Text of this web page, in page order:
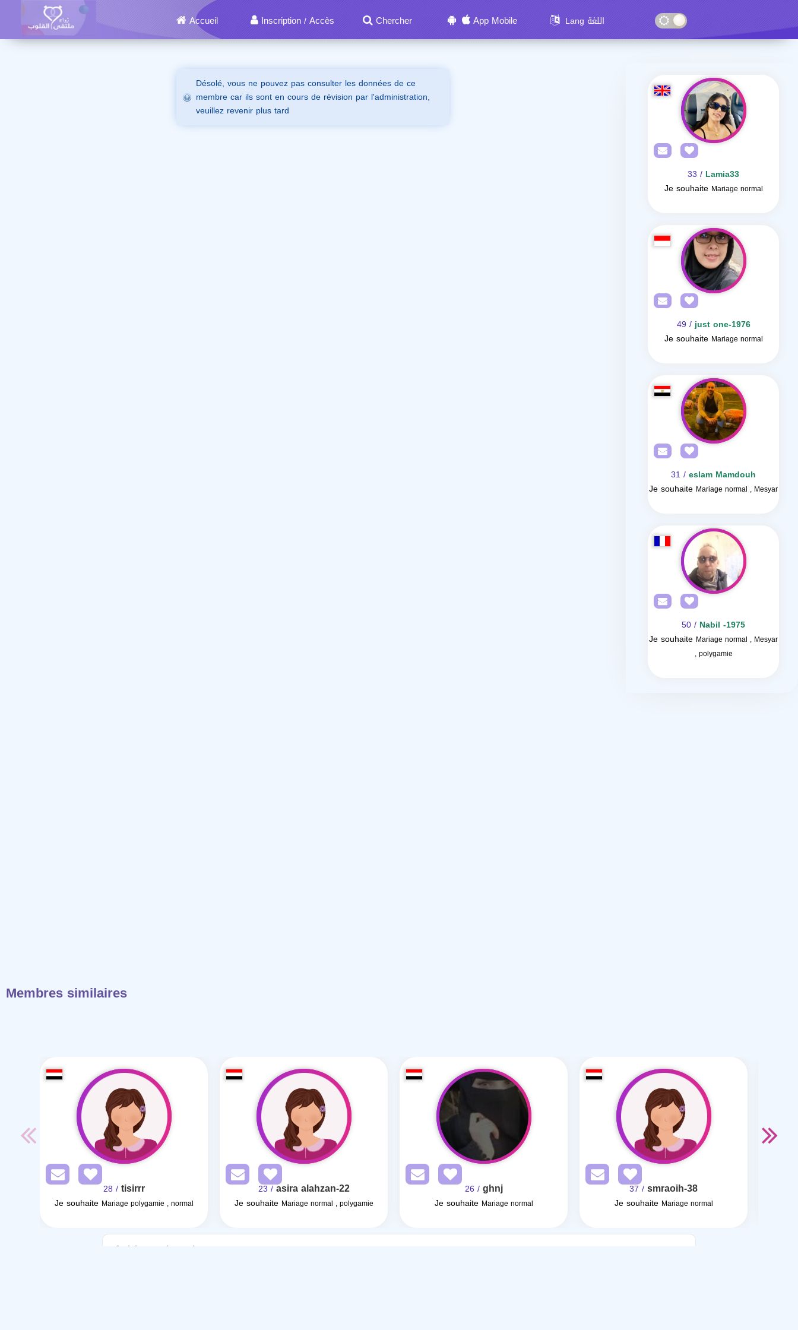
Accueil Inscription / Accès Chercher App Mobile Lang اللغة
Désolé, vous ne pouvez pas consulter les données de ce
membre car ils sont en cours de révision par l'administration,
veuillez revenir plus tard
Lamia33
/ 33
Je souhaite Mariage normal
just one-1976
/ 49
Je souhaite Mariage normal
eslam Mamdouh
/ 31
Je souhaite Mariage normal , Mesyar
Nabil -1975
/ 50
Je souhaite Mariage normal , Mesyar
, polygamie
Membres similaires
tisirrr
/ 28
Je souhaite Mariage polygamie , normal
asira alahzan-22
/ 23
Je souhaite Mariage normal , polygamie
ghnj
/ 26
Je souhaite Mariage normal
smraoih-38
/ 37
Je souhaite Mariage normal
Articles sur le mariage